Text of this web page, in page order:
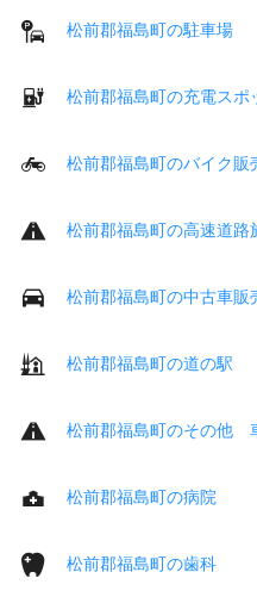
松前郡福島町の駐車場
松前郡福島町の充電スポ
松前郡福島町のバイク販
松前郡福島町の高速道路
松前郡福島町の中古車販
松前郡福島町の道の駅
松前郡福島町のその他
松前郡福島町の病院
松前郡福島町の歯科